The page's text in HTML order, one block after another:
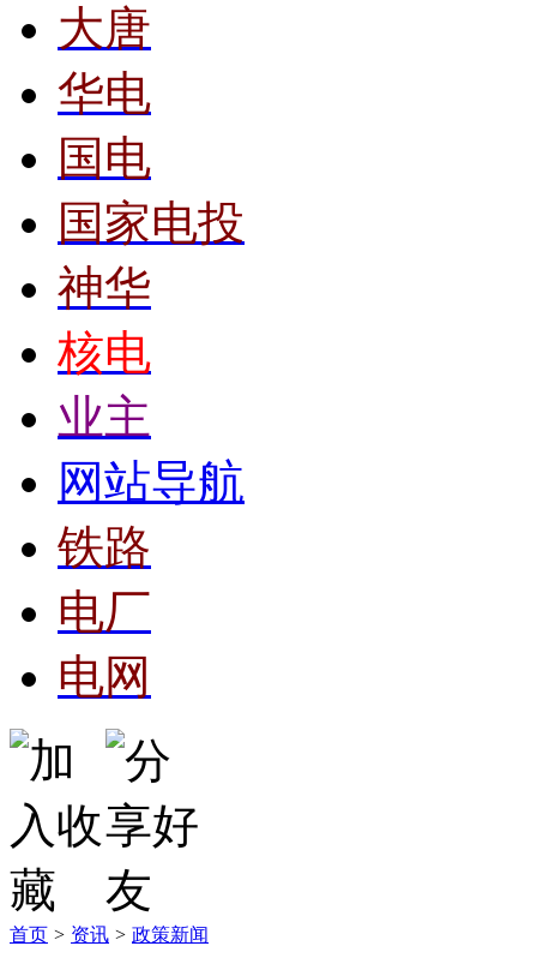
大唐
华电
国电
国家电投
神华
核电
业主
网站导航
铁路
电厂
电网
首页 > 资讯 > 政策新闻